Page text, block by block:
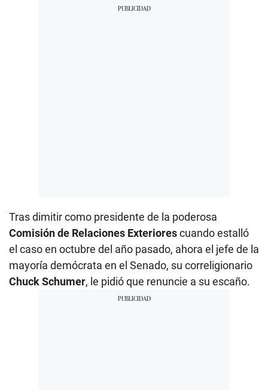
Tras dimitir como presidente de la poderosa
Comisión de Relaciones Exteriorescuando estalló
el caso en octubre del año pasado, ahora el jefe de la
mayoría demócrata en el Senado, su correligionario
Chuck Schumer, le pidió que renuncie a su escaño.